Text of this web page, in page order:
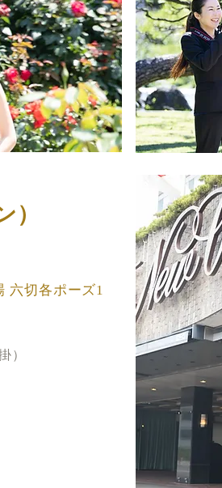
）
六切各ポーズ1
）